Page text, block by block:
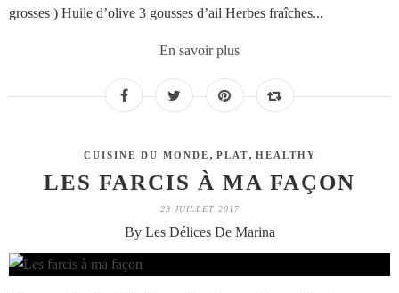
grosses ) Huile d’olive 3 gousses d’ail Herbes fraîches...
En savoir plus
CUISINE DU MONDE , PLAT, HEALTHY
LES FARCIS À MA FAÇON
23 JUILLET 2017
By Les Délices De Marina